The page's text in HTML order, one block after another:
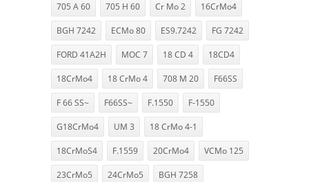
705 A 60 705 H 60 Cr Mo 2 16CrMo4
BGH 7242 ECMo 80 ES9.7242 FG 7242
FORD 41A2H MOC 7 18 CD 4 18CD4
18CrMo4 18 CrMo 4 708 M 20 F66SS
F 66 SS~ F66SS~ F.1550 F-1550
G18CrMo4 UM 3 18 CrMo 4-1
18CrMoS4 F.1559 20CrMo4 VCMo 125
23CrMo5 24CrMo5 BGH 7258